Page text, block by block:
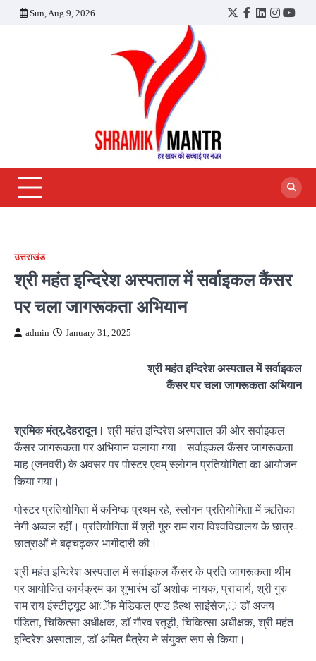
Sun, Aug 9, 2026
Twitter
Facebook
LinkedIn
उत्तराखंड
श्री महंत इन्दिरेश अस्पताल में सर्वाइकल कैंसर
पर चला जागरूकता अभियान
admin January 31, 2025
श्री महंत इन्दिरेश अस्पताल में सर्वाइकल
कैंसर पर चला जागरूकता अभियान
श्रमिक मंत्र,देहरादून। श्री महंत इन्दिरेश अस्पताल की ओर सर्वाइकल
कैंसर जागरूकता पर अभियान चलाया गया। सर्वाइकल कैंसर जागरूकता
माह (जनवरी) के अवसर पर पोस्टर एवम् स्लोगन प्रतियोगिता का आयोजन
किया गया।
पोस्टर प्रतियोगिता में कनिष्क प्रथम रहे, स्लोगन प्रतियोगिता में ऋतिका
नेगी अव्वल रहीं। प्रतियोगिता में श्री गुरु राम राय विश्वविद्यालय के छात्र-
छात्राओं ने बढ़चढ़कर भागीदारी की।
श्री महंत इन्दिरेश अस्पताल में सर्वाइकल कैंसर के प्रति जागरूकता थीम
पर आयोजित कार्यक्रम का शुभारंभ डाॅ अशोक नायक, प्राचार्य, श्री गुरु
राम राय इंस्टीट्यूट आॅफ मेडिकल एण्ड हैल्थ साइंसेज,़ डाॅ अजय
पंडिता, चिकित्सा अधीक्षक, डाॅ गौरव रतूड़ी, चिकित्सा अधीक्षक, श्री महंत
इन्दिरेश अस्पताल, डाॅ अमित मैत्रेय ने संयुक्त रूप से किया।